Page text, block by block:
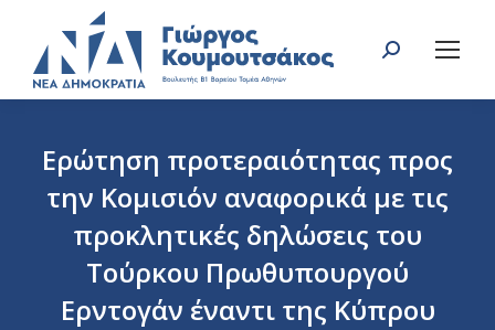
Search:
Ερώτηση προτεραιότητας προς
την Κομισιόν αναφορικά με τις
προκλητικές δηλώσεις του
Τούρκου Πρωθυπουργού
Ερντογάν έναντι της Κύπρου